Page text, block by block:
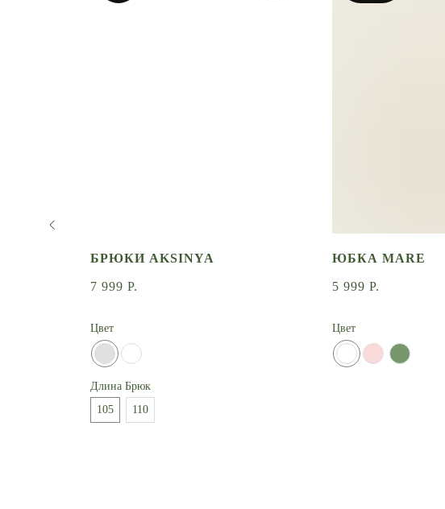
БРЮКИ AKSINYA
7 999 Р.
Цвет
Длина Брюк
105
110
ЮБКА MARE
5 999 Р.
Цвет